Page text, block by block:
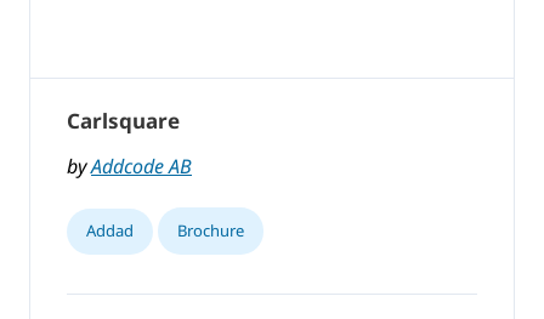
Carlsquare
byAddcode AB
Addad Brochure